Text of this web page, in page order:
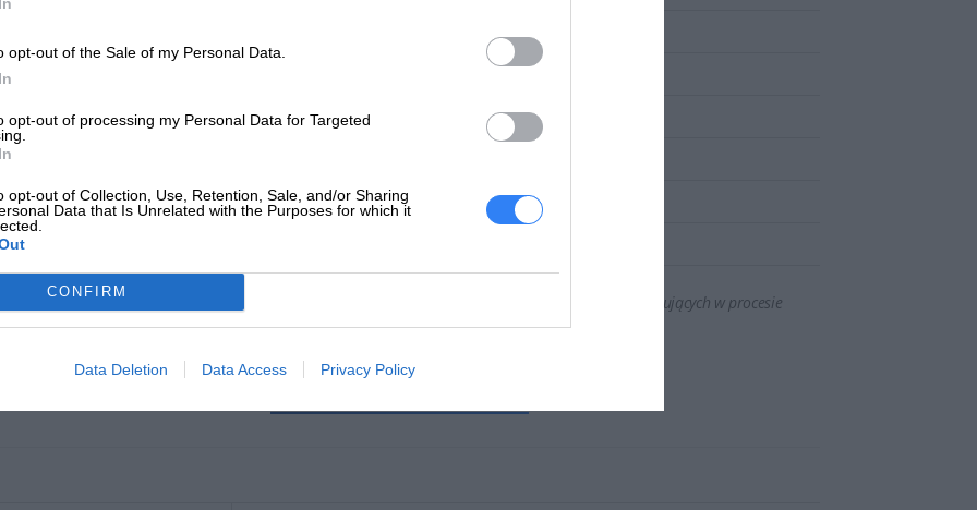
opt-out of the Sale of my Personal Data.
opt-out of processing my Personal Data for Targeted
opt-out of Collection, Use, Retention, Sale, and/or Sharing
Data that Is Unrelated with the Purposes for which it
CONFIRM
Data Deletion Data Access Privacy Policy
Szerokość
44.450 mm
Głębokość
netto 3.780 kg
do pobrania
waga jest wagą minimalną i może różnić się w zależności od konfiguracji oraz zmian występujących w procesie
INFORMACJE HANDLOWE